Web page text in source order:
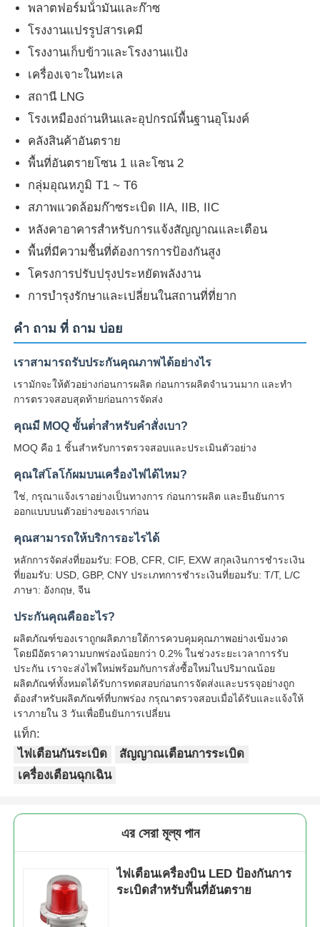
พลาตฟอร์มน้ํามันและก๊าซ
โรงงานแปรรูปสารเคมี
โรงงานเก็บข้าวและโรงงานแป้ง
เครื่องเจาะในทะเล
สถานี LNG
โรงเหมืองถ่านหินและอุปกรณ์พื้นฐานอุโมงค์
คลังสินค้าอันตราย
พื้นที่อันตรายโซน 1 และโซน 2
กลุ่มอุณหภูมิ T1 ~ T6
สภาพแวดล้อมก๊าซระเบิด IIA, IIB, IIC
หลังคาอาคารสําหรับการแจ้งสัญญาณและเตือน
พื้นที่มีความชื้นที่ต้องการการป้องกันสูง
โครงการปรับปรุงประหยัดพลังงาน
การบํารุงรักษาและเปลี่ยนในสถานที่ที่ยาก
คํา ถาม ที่ ถาม บ่อย
เราสามารถรับประกันคุณภาพได้อย่างไร
เรามักจะให้ตัวอย่างก่อนการผลิต ก่อนการผลิตจํานวนมาก และทํา
การตรวจสอบสุดท้ายก่อนการจัดส่ง
คุณมี MOQ ขั้นต่ําสําหรับคําสั่งเบา?
MOQ คือ 1 ชิ้นสําหรับการตรวจสอบและประเมินตัวอย่าง
คุณใส่โลโก้ผมบนเครื่องไฟได้ไหม?
ใช่, กรุณาแจ้งเราอย่างเป็นทางการ ก่อนการผลิต และยืนยันการ
ออกแบบบนตัวอย่างของเราก่อน
คุณสามารถให้บริการอะไรได้
หลักการจัดส่งที่ยอมรับ: FOB, CFR, CIF, EXW สกุลเงินการชําระเงิน
ที่ยอมรับ: USD, GBP, CNY ประเภทการชําระเงินที่ยอมรับ: T/T, L/C
ภาษา: อังกฤษ, จีน
ประกันคุณคืออะไร?
ผลิตภัณฑ์ของเราถูกผลิตภายใต้การควบคุมคุณภาพอย่างเข้มงวด
โดยมีอัตราความบกพร่องน้อยกว่า 0.2% ในช่วงระยะเวลาการรับ
ประกัน เราจะส่งไฟใหม่พร้อมกับการสั่งซื้อใหม่ในปริมาณน้อย
ผลิตภัณฑ์ทั้งหมดได้รับการทดสอบก่อนการจัดส่งและบรรจุอย่างถูก
ต้องสําหรับผลิตภัณฑ์ที่บกพร่อง กรุณาตรวจสอบเมื่อได้รับและแจ้งให้
เราภายใน 3 วันเพื่อยืนยันการเปลี่ยน
แท็ก:
ไฟเตือนกันระเบิด
สัญญาณเตือนการระเบิด
เครื่องเตือนฉุกเฉิน
এর সেরা মূল্য পান
ไฟเตือนเครื่องบิน LED ป้องกันการ
ระเบิดสำหรับพื้นที่อันตราย